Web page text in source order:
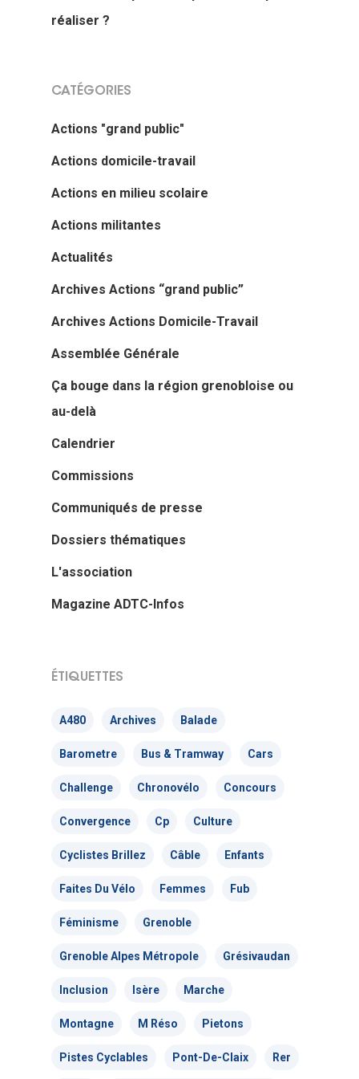
réaliser ?
CATÉGORIES
Actions "grand public"
Actions domicile-travail
Actions en milieu scolaire
Actions militantes
Actualités
Archives Actions “grand public”
Archives Actions Domicile-Travail
Assemblée Générale
Ça bouge dans la région grenobloise ou
au-delà
Calendrier
Commissions
Communiqués de presse
Dossiers thématiques
L'association
Magazine ADTC-Infos
ÉTIQUETTES
A480 Archives Balade
Barometre Bus & Tramway Cars
Challenge Chronovélo Concours
Convergence Cp Culture
Cyclistes Brillez Câble Enfants
Faites Du Vélo Femmes Fub
Féminisme Grenoble
Grenoble Alpes Métropole Grésivaudan
Inclusion Isère Marche
Montagne M Réso Pietons
Pistes Cyclables Pont-De-Claix Rer
Actualités
Nous faire
intervenir
Vélo École